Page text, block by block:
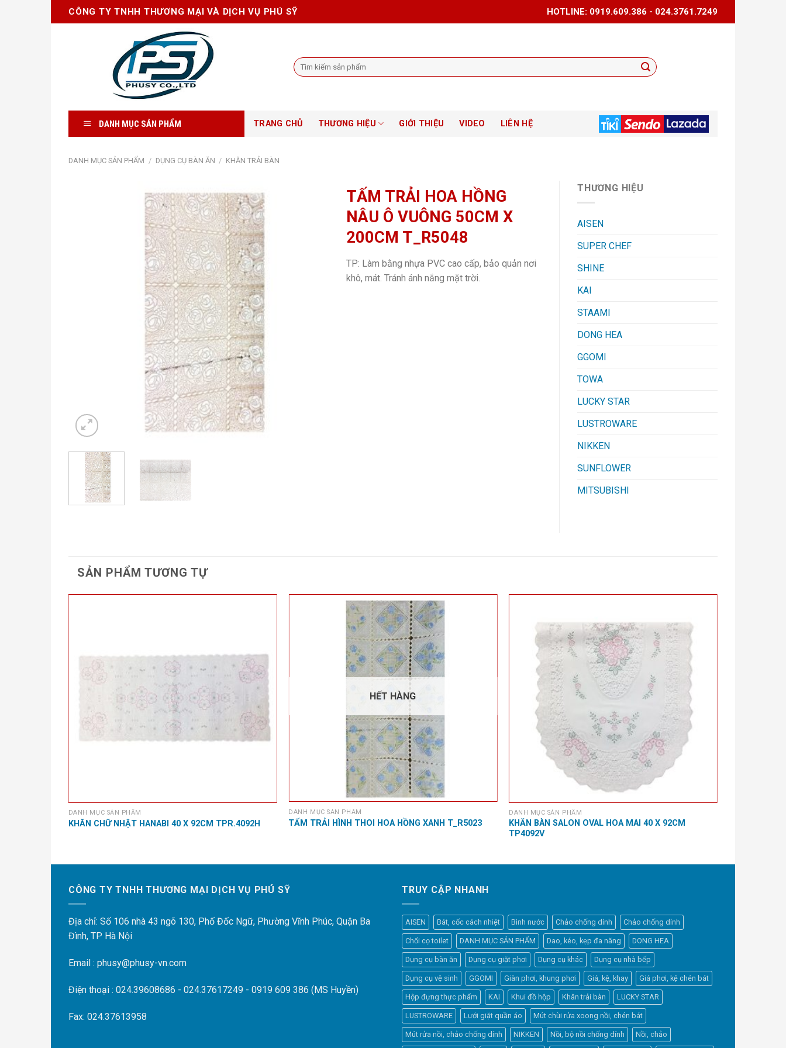
to
CÔNG TY TNHH THƯƠNG MẠI VÀ DỊCH VỤ PHÚ SỸ HOTLINE: 0919.609.386 - 024.3761.7249
Tìm
kiếm:
DANH MỤC SẢN PHẨM TRANG CHỦ THƯƠNG HIỆU GIỚI THIỆU VIDEO LIÊN HỆ
DANH MỤC SẢN PHẨM / DỤNG CỤ BÀN ĂN / KHĂN TRẢI BÀN
TẤM TRẢI HOA HỒNG
NÂU Ô VUÔNG 50CM X
200CM T_R5048
TP: Làm bằng nhựa PVC cao cấp, bảo quản nơi
khô, mát. Tránh ánh nắng mặt trời.
THƯƠNG HIỆU
AISEN
SUPER CHEF
SHINE
KAI
STAAMI
DONG HEA
GGOMI
TOWA
LUCKY STAR
LUSTROWARE
NIKKEN
SUNFLOWER
MITSUBISHI
SẢN PHẨM TƯƠNG TỰ
DANH MỤC SẢN PHẨM
KHĂN CHỮ NHẬT HANABI 40 X 92CM TPR.4092H
HẾT HÀNG
DANH MỤC SẢN PHẨM
TẤM TRẢI HÌNH THOI HOA HỒNG XANH T_R5023
DANH MỤC SẢN PHẨM
KHĂN BÀN SALON OVAL HOA MAI 40 X 92CM
TP4092V
CÔNG TY TNHH THƯƠNG MẠI DỊCH VỤ PHÚ SỸ
Địa chỉ: Số 106 nhà 43 ngõ 130, Phố Đốc Ngữ, Phường Vĩnh Phúc, Quận Ba
Đình, TP Hà Nội
Email : phusy@phusy-vn.com
Điện thoại : 024.39608686 - 024.37617249 - 0919 609 386 (MS Huyền)
Fax: 024.37613958
TRUY CẬP NHANH
AISEN Bát, cốc cách nhiệt Bình nước Chảo chống dính Chảo chống dính
Chổi cọ toilet DANH MỤC SẢN PHẨM Dao, kéo, kẹp đa năng DONG HEA
Dụng cụ bàn ăn Dụng cụ giặt phơi Dụng cụ khác Dụng cụ nhà bếp
Dụng cụ vệ sinh GGOMI Giàn phơi, khung phơi Giá, kệ, khay Giá phơi, kệ chén bát
Hộp đựng thực phẩm KAI Khui đồ hộp Khăn trải bàn LUCKY STAR
LUSTROWARE Lưới giặt quần áo Mút chùi rửa xoong nồi, chén bát
Mút rửa nồi, chảo chống dính NIKKEN Nồi, bộ nồi chống dính Nồi, chảo
Elfsight
Typically replies within a day
10:25